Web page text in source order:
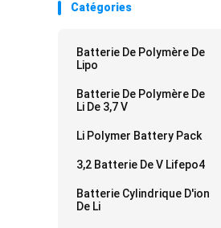
Catégories
Batterie De Polymère De
Lipo
Batterie De Polymère De
Li De 3,7 V
Li Polymer Battery Pack
3,2 Batterie De V Lifepo4
Batterie Cylindrique D'ion
De Li